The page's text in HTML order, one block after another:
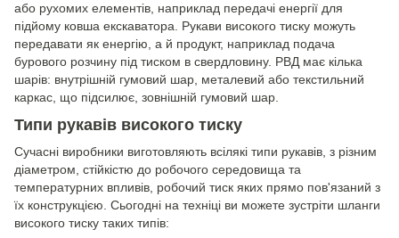
або рухомих елементів, наприклад передачі енергії для
підйому ковша екскаватора. Рукави високого тиску можуть
передавати як енергію, а й продукт, наприклад подача
бурового розчину під тиском в свердловину. РВД має кілька
шарів: внутрішній гумовий шар, металевий або текстильний
каркас, що підсилює, зовнішній гумовий шар.
Типи рукавів високого тиску
Сучасні виробники виготовляють всілякі типи рукавів, з різним
діаметром, стійкістю до робочого середовища та
температурних впливів, робочий тиск яких прямо пов'язаний з
їх конструкцією. Сьогодні на техніці ви можете зустріти шланги
високого тиску таких типів: